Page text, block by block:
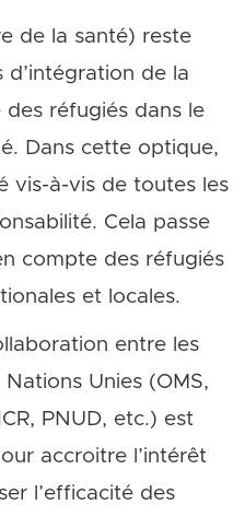
de la santé) reste
d’intégration de la
réfugiés dans le
Dans cette optique,
vis-à-vis de toutes les
Cela passe
compte des réfugiés
et locales.
entre les
Unies (OMS,
PNUD, etc.) est
accroitre l’intérêt
l’efficacité des